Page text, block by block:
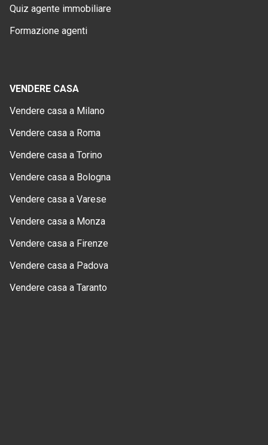
Quiz agente immobiliare
Formazione agenti
VENDERE CASA
Vendere casa a Milano
Vendere casa a Roma
Vendere casa a Torino
Vendere casa a Bologna
Vendere casa a Varese
Vendere casa a Monza
Vendere casa a Firenze
Vendere casa a Padova
Vendere casa a Taranto